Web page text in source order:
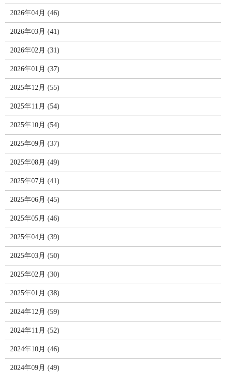
2026年04月 (46)
2026年03月 (41)
2026年02月 (31)
2026年01月 (37)
2025年12月 (55)
2025年11月 (54)
2025年10月 (54)
2025年09月 (37)
2025年08月 (49)
2025年07月 (41)
2025年06月 (45)
2025年05月 (46)
2025年04月 (39)
2025年03月 (50)
2025年02月 (30)
2025年01月 (38)
2024年12月 (59)
2024年11月 (52)
2024年10月 (46)
2024年09月 (49)